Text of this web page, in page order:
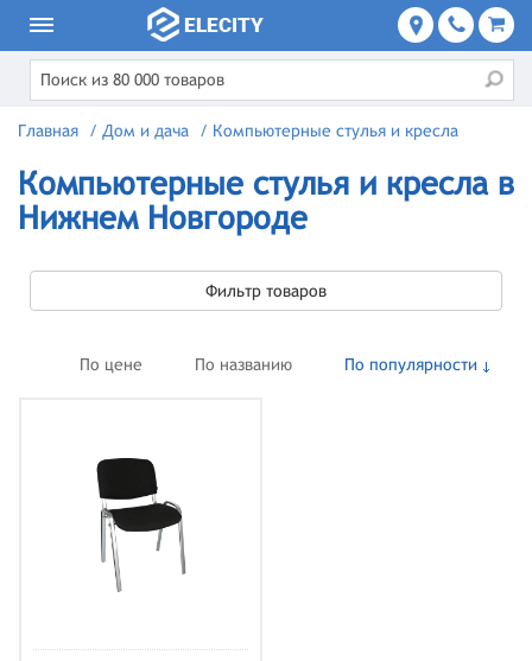
Главная / Дом и дача / Компьютерные стулья и кресла
Компьютерные стулья и кресла в
Нижнем Новгороде
Фильтр товаров
По цене По названию По популярности